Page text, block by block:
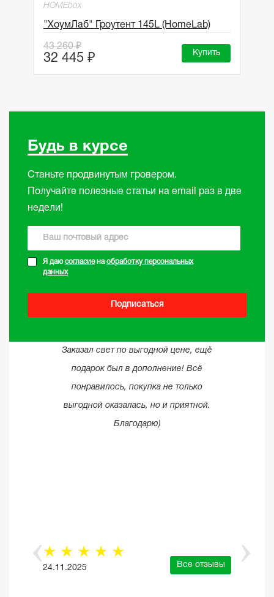
HOMEbox
"ХоумЛаб" Гроутент 145L (HomeLab)
43 260 ₽
32 445 ₽ Купить
Будь в курсе
Станьте продвинутым гровером.
Получайте полезные статьи на email раз в две
недели!
Я даюсогласиенаобработку персональных
данных
Подписаться
Заказал свет по выгодной цене, ещё
подарок был в дополнение! Всё
понравилось, покупка не только
выгодной оказалась, но и приятной.
Благодарю)
☆
☆
☆
☆
☆
24.11.2025 Все отзывы